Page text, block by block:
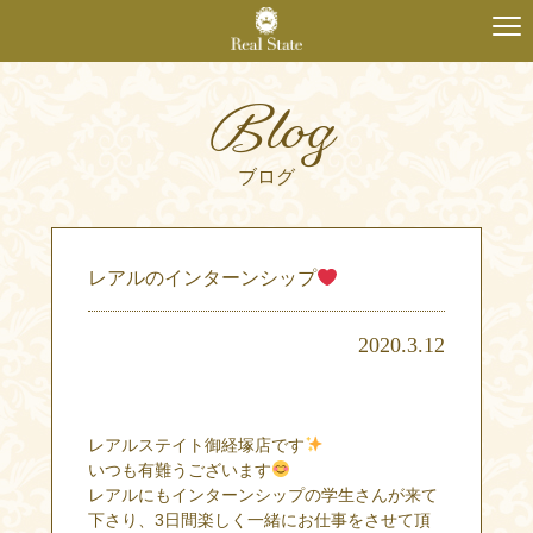
Blog
ブログ
レアルのインターンシップ
2020.3.12
レアルステイト御経塚店です
いつも有難うございます
レアルにもインターンシップの学生さんが来て
下さり、3日間楽しく一緒にお仕事をさせて頂